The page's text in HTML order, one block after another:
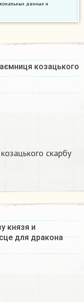
данных и
козацького
скарбу
князя и
для дракона